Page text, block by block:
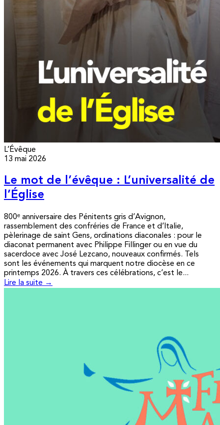
L’Évêque
13 mai 2026
Le mot de l’évêque : L’universalité de
l’Église
800ᵉ anniversaire des Pénitents gris d’Avignon,
rassemblement des confréries de France et d’Italie,
pèlerinage de saint Gens, ordinations diaconales : pour le
diaconat permanent avec Philippe Fillinger ou en vue du
sacerdoce avec José Lezcano, nouveaux confirmés. Tels
sont les événements qui marquent notre diocèse en ce
printemps 2026. À travers ces célébrations, c’est le...
Lire la suite →